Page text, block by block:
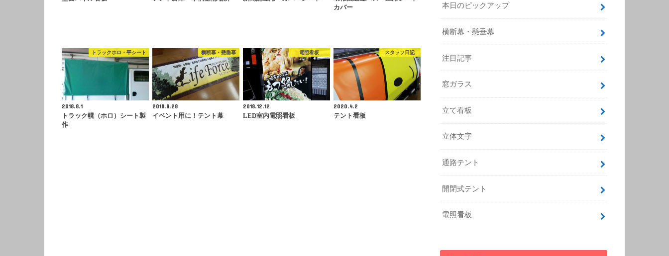
カバー
トラックホロ・平シート
2018.8.1
トラック幌（ホロ）シート製
作
横断幕・懸垂幕
2018.8.28
イベント用に！テント幕
電照看板
2018.12.12
LED室内電照看板
スタッフ日記
2020.4.2
テント看板
本日のピックアップ
横断幕・懸垂幕
注目記事
窓ガラス
立て看板
立体文字
通路テント
開閉式テント
電照看板